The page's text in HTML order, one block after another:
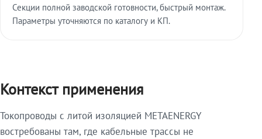
Секции полной заводской готовности, быстрый монтаж.
Параметры уточняются по каталогу и КП.
Контекст применения
Токопроводы с литой изоляцией METAENERGY
востребованы там, где кабельные трассы не